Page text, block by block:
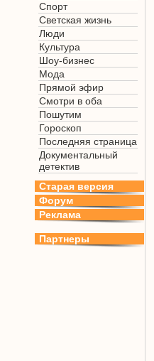
Спорт
Светская жизнь
Люди
Культура
Шоу-бизнес
Мода
Прямой эфир
Смотри в оба
Пошутим
Гороскоп
Последняя страница
Документальный
детектив
Старая версия
Форум
Реклама
Партнеры